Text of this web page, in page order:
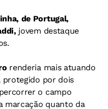
de Portugal,
jovem destaque
renderia mais atuando
protegido por dois
o campo
marcação quanto da